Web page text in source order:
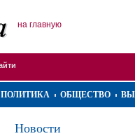
на главную
ПОЛИТИКА ОБЩЕСТВО
Новости